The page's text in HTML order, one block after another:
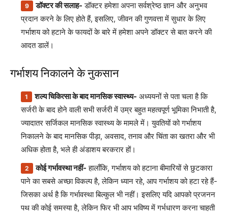
डॉक्टर की सलाह- डॉक्टर हमेशा अपना सर्वश्रेष्ठ ज्ञान और अनुभव
प्रदान करने के लिए होते हैं, इसलिए, जीवन की गुणवत्ता में सुधार के लिए
गर्भाशय को हटाने के फायदों के बारे में हमेशा अपने डॉक्टर से बात करने की
आदत डालें।
गर्भाशय निकालने के नुकसान
शल्य चिकित्सा के बाद मानसिक स्वास्थ्य- अध्ययनों से पता चला है कि
सर्जरी के बाद होने वाली सभी सर्जरी में उम्र बहुत महत्वपूर्ण भूमिका निभाती है,
ज्यादातर सर्जिकल मानसिक स्वास्थ्य के मामले में। युवतियों को गर्भाशय
निकालने के बाद मानसिक पीड़ा, अवसाद, तनाव और चिंता का खतरा और भी
अधिक होता है, भले ही अंडाशय बरकरार हों।
कोई गर्भावस्था नहीं- हालाँकि, गर्भाशय को हटाना बीमारियों से छुटकारा
पाने का सबसे अच्छा विकल्प है, लेकिन ध्यान रहे, आप गर्भाशय को हटा रहे हैं-
जिसका अर्थ है कि गर्भावस्था बिल्कुल भी नहीं। इसलिए यदि आपको प्रजनन
पथ की कोई समस्या है, लेकिन फिर भी आप भविष्य में गर्भधारण करना चाहती